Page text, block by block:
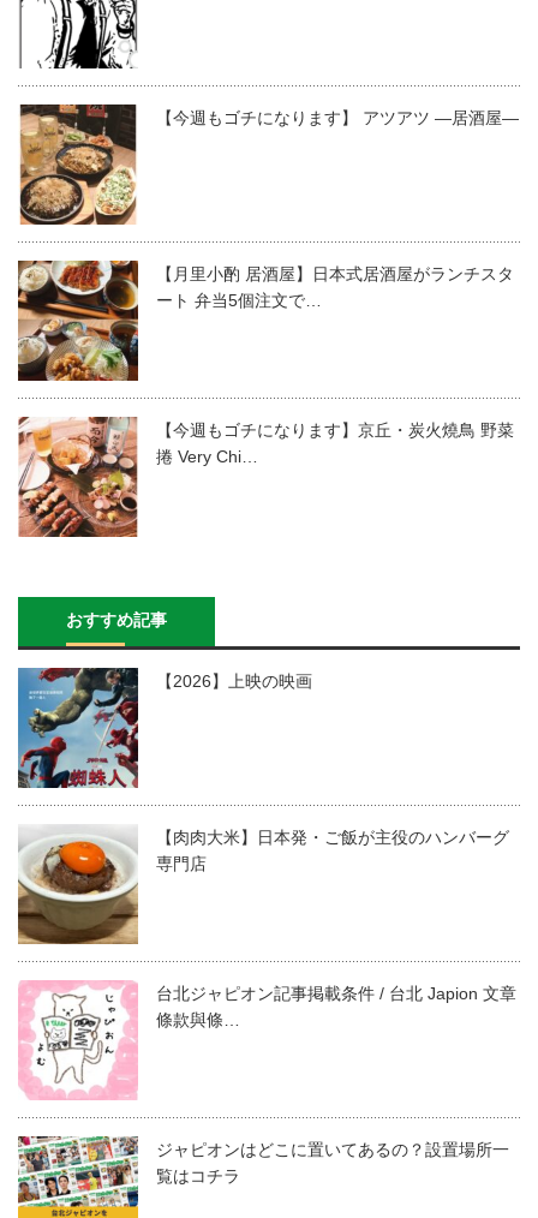
【今週もゴチになります】 アツアツ —居酒屋—
【月里小酌 居酒屋】日本式居酒屋がランチスタ
ート 弁当5個注文で…
【今週もゴチになります】京丘・炭火燒鳥 野菜
捲 Very Chi…
おすすめ記事
【2026】上映の映画
【肉肉大米】日本発・ご飯が主役のハンバーグ
専門店
台北ジャピオン記事掲載条件 / 台北 Japion 文章
條款與條…
ジャピオンはどこに置いてあるの？設置場所一
覧はコチラ